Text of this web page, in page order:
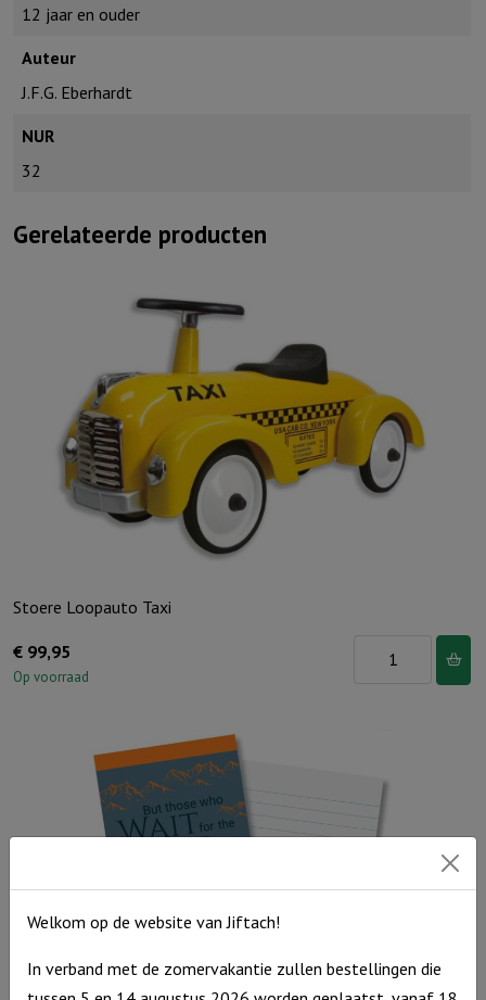
12 jaar en ouder
Auteur
J.F.G. Eberhardt
NUR
32
Gerelateerde producten
Stoere Loopauto Taxi
€ 99,95
Op voorraad
Welkom op de website van Jiftach!
In verband met de zomervakantie zullen bestellingen die